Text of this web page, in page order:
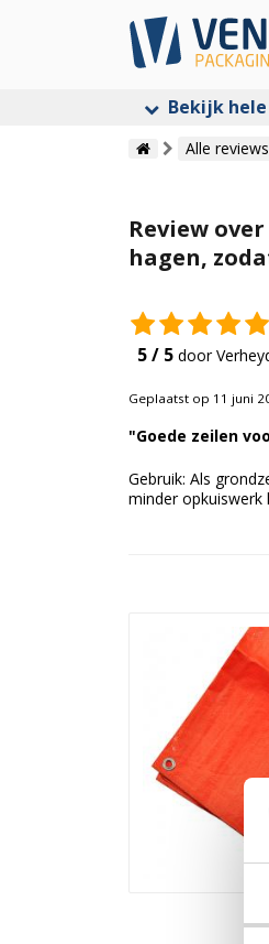
Bekijk
Alle
Review
hagen,
5 / 5 door
Geplaatst op 11 juni
"Goede zeilen
Gebruik: Als
minder opkuiswerk